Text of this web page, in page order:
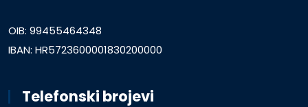
OIB: 99455464348
IBAN: HR5723600001830200000
Telefonski brojevi